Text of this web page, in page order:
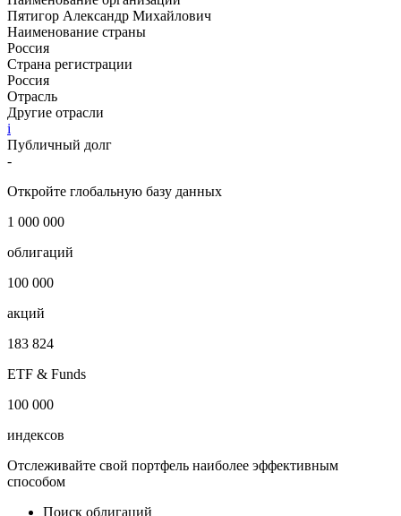
ИНН 311501562550
Наименование организации
Пятигор Александр Михайлович
Наименование страны
Россия
Страна регистрации
Россия
i
-
Откройте глобальную базу данных
1 000 000
облигаций
100 000
акций
183 824
ETF & Funds
100 000